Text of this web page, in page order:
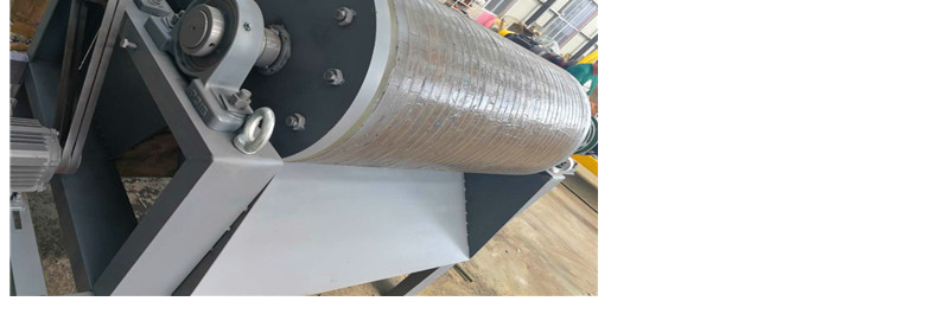
稀土永磁辊式强磁选机 RCT系列全磁永磁滚筒